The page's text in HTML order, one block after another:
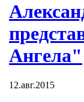
Ангела"
12.авг.2015